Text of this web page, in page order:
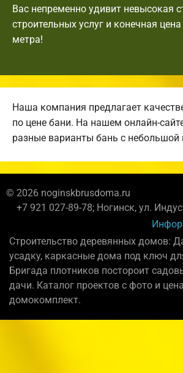
Вас непременно удивит невысокая
строительных услуг и конечная
метра!
Наша компания предлагает
по цене бани. На нашем онлайн-
разные варианты бань с
© 2026 noginskbrusdoma.ru
+7 921 027-89-78; Ногинск, ул.
Строительство деревянных домов:
усадку, каркасные дома под ключ
Бригада плотников постороит
дачи. Каталог проектов с фото и
домокомплект.